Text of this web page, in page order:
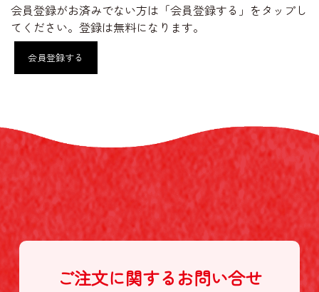
会員登録がお済みでない方は「会員登録する」をタップし
てください。登録は無料になります。
会員登録する
ご注文に関する お問い合せ